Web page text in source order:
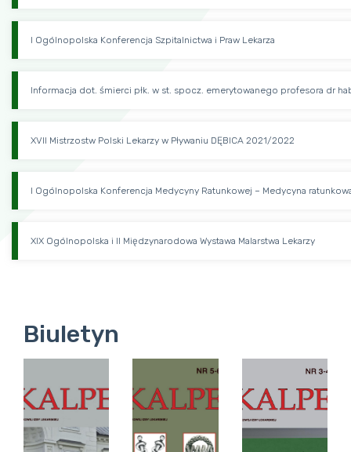
I Ogólnopolska Konferencja Szpitalnictwa i Praw Lekarza
Informacja dot. śmierci płk. w st. spocz. emerytowanego profesora dr
XVII Mistrzostw Polski Lekarzy w Pływaniu DĘBICA 2021/2022
I Ogólnopolska Konferencja Medycyny Ratunkowej – Medycyna
XIX Ogólnopolska i II Międzynarodowa Wystawa Malarstwa Lekarzy
Biuletyn